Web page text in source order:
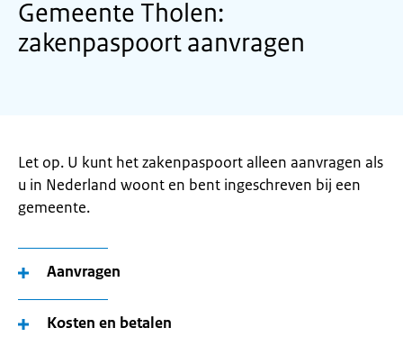
Gemeente Tholen:
zakenpaspoort aanvragen
Let op. U kunt het zakenpaspoort alleen aanvragen als
u in Nederland woont en bent ingeschreven bij een
gemeente.
Aanvragen
Kosten en betalen